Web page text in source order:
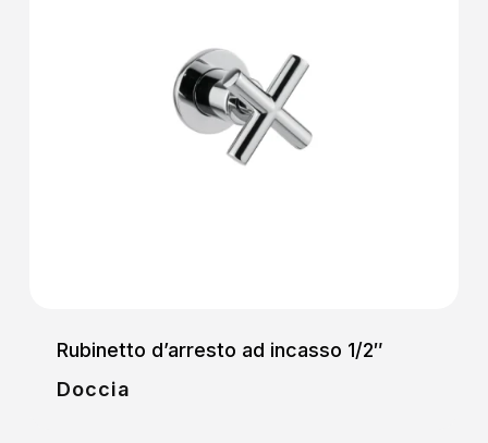
Rubinetto d’arresto ad incasso 1/2″
Doccia